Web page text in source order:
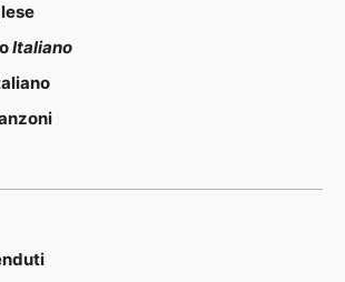
Italiano